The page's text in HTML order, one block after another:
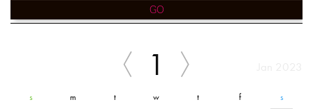
GO
1
s m t w t f s